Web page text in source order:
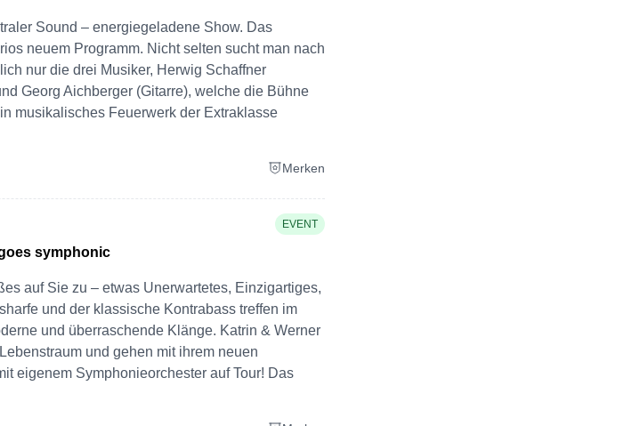
Sound – energiegeladene Show. Das
neuem Programm. Nicht selten sucht man nach
nur die drei Musiker, Herwig Schaffner
Georg Aichberger (Gitarre), welche die Bühne
musikalisches Feuerwerk der Extraklasse
Merken
EVENT
symphonic
auf Sie zu – etwas Unerwartetes, Einzigartiges,
und der klassische Kontrabass treffen im
und überraschende Klänge. Katrin & Werner
und gehen mit ihrem neuen
eigenem Symphonieorchester auf Tour! Das